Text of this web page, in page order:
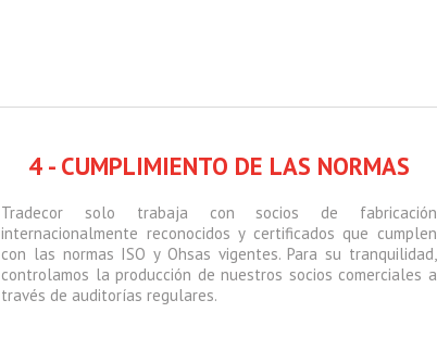
4 - CUMPLIMIENTO DE LAS NORMAS
Tradecor solo trabaja con socios de fabricación
internacionalmente reconocidos y certificados que cumplen
con las normas ISO y Ohsas vigentes. Para su tranquilidad,
controlamos la producción de nuestros socios comerciales a
través de auditorías regulares.